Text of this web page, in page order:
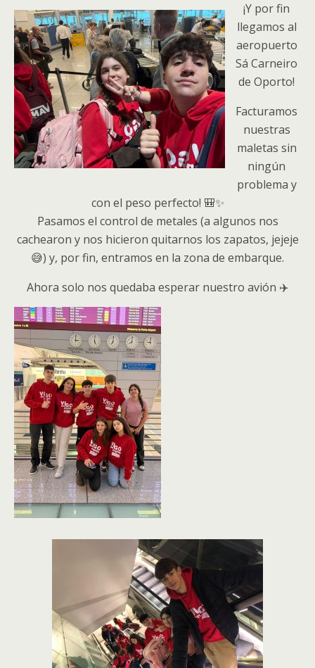
¡Y por fin
llegamos al
aeropuerto
Sá Carneiro
de Oporto!
Facturamos
nuestras
maletas sin
ningún
problema y
con el peso perfecto! 🎒✨
Pasamos el control de metales (a algunos nos
cachearon y nos hicieron quitarnos los zapatos, jejeje
😅) y, por fin, entramos en la zona de embarque.
Ahora solo nos quedaba esperar nuestro avión ✈️